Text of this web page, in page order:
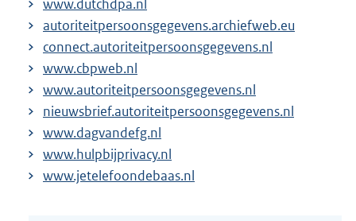
www.dutchdpa.nl
autoriteitpersoonsgegevens.archiefweb.eu
connect.autoriteitpersoonsgegevens.nl
www.cbpweb.nl
www.autoriteitpersoonsgegevens.nl
nieuwsbrief.autoriteitpersoonsgegevens.nl
www.dagvandefg.nl
www.hulpbijprivacy.nl
www.jetelefoondebaas.nl